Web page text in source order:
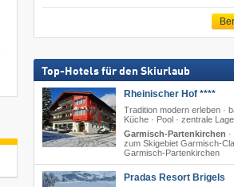
Top-Hotels für den Skiurlaub
Rheinischer Hof ****
Tradition modern erleben ·
Küche · Pool · zentrale Lage
Garmisch-Partenkirchen ·
zum Skigebiet Garmisch-
Garmisch-Partenkirchen
Pradas Resort Brigels